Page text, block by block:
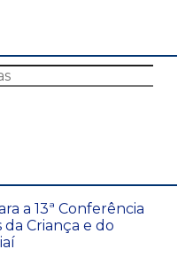
a 13ª Conferência
Criança e do